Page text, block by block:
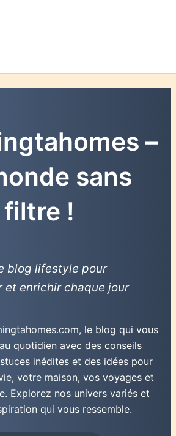
–
sans
filtre !
blog lifestyle pour
et enrichir chaque jour
le blog qui vous
quotidien avec des conseils
inédites et des idées pour
votre maison, vos voyages et
Explorez nos univers variés et
qui vous ressemble.